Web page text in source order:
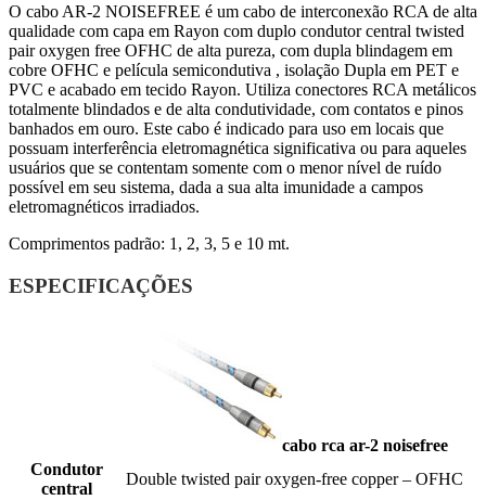
O cabo AR-2 NOISEFREE é um cabo de interconexão RCA de alta
qualidade com capa em Rayon com duplo condutor central twisted
pair oxygen free OFHC de alta pureza, com dupla blindagem em
cobre OFHC e película semicondutiva , isolação Dupla em PET e
PVC e acabado em tecido Rayon. Utiliza conectores RCA metálicos
totalmente blindados e de alta condutividade, com contatos e pinos
banhados em ouro. Este cabo é indicado para uso em locais que
possuam interferência eletromagnética significativa ou para aqueles
usuários que se contentam somente com o menor nível de ruído
possível em seu sistema, dada a sua alta imunidade a campos
eletromagnéticos irradiados.
Comprimentos padrão: 1, 2, 3, 5 e 10 mt.
ESPECIFICAÇÕES
cabo rca ar-2 noisefree
Condutor
central
Double twisted pair oxygen-free copper – OFHC